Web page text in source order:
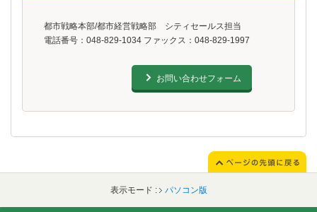
都市戦略本部/都市経営戦略部 シティセールス担当
電話番号：048-829-1034 ファックス：048-829-1997
お問い合わせフォーム
表示モード : パソコン版